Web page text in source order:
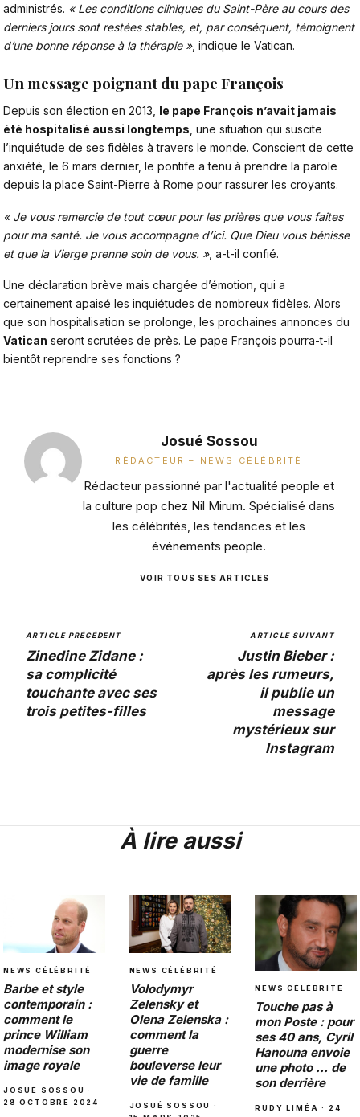
administrés. « Les conditions cliniques du Saint-Père au cours des
derniers jours sont restées stables, et, par conséquent, témoignent
d’une bonne réponse à la thérapie », indique le Vatican.
Un message poignant du pape François
Depuis son élection en 2013, le pape François n’avait jamais
été hospitalisé aussi longtemps , une situation qui suscite
l’inquiétude de ses fidèles à travers le monde. Conscient de cette
anxiété, le 6 mars dernier, le pontife a tenu à prendre la parole
depuis la place Saint-Pierre à Rome pour rassurer les croyants.
« Je vous remercie de tout cœur pour les prières que vous faites
pour ma santé. Je vous accompagne d’ici. Que Dieu vous bénisse
et que la Vierge prenne soin de vous. », a-t-il confié.
Une déclaration brève mais chargée d’émotion, qui a
certainement apaisé les inquiétudes de nombreux fidèles. Alors
que son hospitalisation se prolonge, les prochaines annonces du
Vatican seront scrutées de près. Le pape François pourra-t-il
bientôt reprendre ses fonctions ?
Josué Sossou
RÉDACTEUR – NEWS CÉLÉBRITÉ
Rédacteur passionné par l'actualité people et
la culture pop chez Nil Mirum. Spécialisé dans
les célébrités, les tendances et les
événements people.
VOIR TOUS SES ARTICLES
ARTICLE PRÉCÉDENT
Zinedine Zidane :
sa complicité
touchante avec ses
trois petites-filles
ARTICLE SUIVANT
Justin Bieber :
après les rumeurs,
il publie un
message
mystérieux sur
Instagram
À lire aussi
NEWS CÉLÉBRITÉ
Barbe et style
contemporain :
comment le
prince William
modernise son
image royale
JOSUÉ SOSSOU ·
28 OCTOBRE 2024
NEWS CÉLÉBRITÉ
Volodymyr
Zelensky et
Olena Zelenska :
comment la
guerre
bouleverse leur
vie de famille
JOSUÉ SOSSOU ·
NEWS CÉLÉBRITÉ
Touche pas à
mon Poste : pour
ses 40 ans, Cyril
Hanouna envoie
une photo … de
son derrière
RUDY LIMÉA · 24